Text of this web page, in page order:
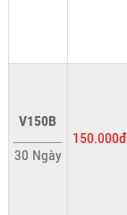
V150B
30 Ngày
150.000đ